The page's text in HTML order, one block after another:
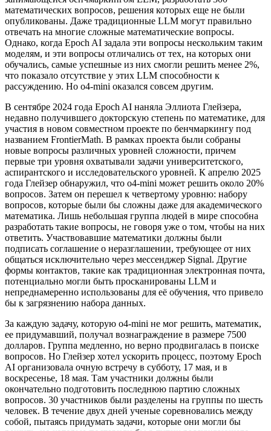
математических вопросов, решения которых еще не были
опубликованы. Даже традиционные LLM могут правильно
отвечать на многие сложные математические вопросы.
Однако, когда Epoch AI задала эти вопросы нескольким таким
моделям, и эти вопросы отличались от тех, на которых они
обучались, самые успешные из них смогли решить менее 2%,
что показало отсутствие у этих LLM способности к
рассуждению. Но o4-mini оказался совсем другим.
В сентябре 2024 года Epoch AI наняла Эллиота Глейзера,
недавно получившего докторскую степень по математике, для
участия в новом совместном проекте по бенчмаркингу под
названием FrontierMath. В рамках проекта были собраны
новые вопросы различных уровней сложности, причем
первые три уровня охватывали задачи университетского,
аспирантского и исследовательского уровней. К апрелю 2025
года Глейзер обнаружил, что o4-mini может решить около 20%
вопросов. Затем он перешел к четвертому уровню: набору
вопросов, которые были бы сложны даже для академического
математика. Лишь небольшая группа людей в мире способна
разработать такие вопросы, не говоря уже о том, чтобы на них
ответить. Участвовавшие математики должны были
подписать соглашение о неразглашении, требующее от них
общаться исключительно через мессенджер Signal. Другие
формы контактов, такие как традиционная электронная почта,
потенциально могли быть просканированы LLM и
непреднамеренно использованы для её обучения, что привело
бы к загрязнению набора данных.
За каждую задачу, которую o4-mini не мог решить, математик,
ее придумавший, получал вознаграждение в размере 7500
долларов. Группа медленно, но верно продвигалась в поиске
вопросов. Но Глейзер хотел ускорить процесс, поэтому Epoch
AI организовала очную встречу в субботу, 17 мая, и в
воскресенье, 18 мая. Там участники должны были
окончательно подготовить последнюю партию сложных
вопросов. 30 участников были разделены на группы по шесть
человек. В течение двух дней ученые соревновались между
собой, пытаясь придумать задачи, которые они могли бы